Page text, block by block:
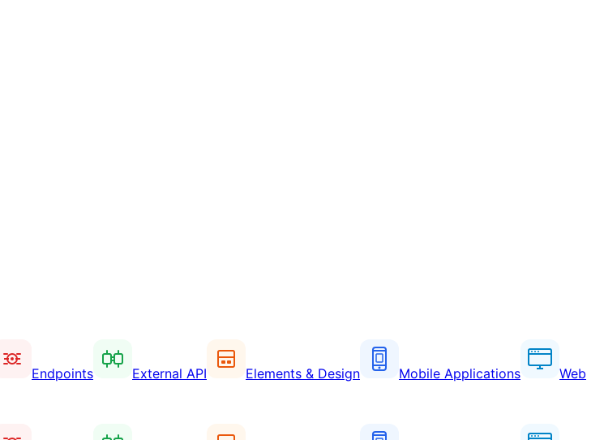
Endpoints External API Elements & Design Mobile Applications Web